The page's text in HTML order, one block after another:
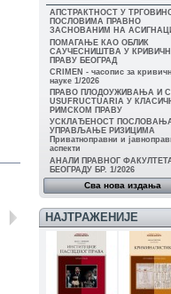
ЗАШТИТА...
АПСТРАКТНОСТ У
ПОСЛОВИМА ПРАВНО
ЗАСНОВАНИМ НА
ПОМАГАЊЕ КАО ОБЛИК
САУЧЕСНИШТВА У
ПРАВУ БЕОГРАД
CRIMEN - часопис за
науке 1/2026
ПРАВО ПЛОДОУЖИВАЊА И
USUFRUCTUARIA У
РИМСКОМ ПРАВУ
УСКЛАЂЕНОСТ
УПРАВЉАЊЕ РИЗИЦИМА
Приватноправни и
аспекти
АНАЛИ ПРАВНОГ
БЕОГРАДУ БР. 1/2026
Сва нова издања
НАЈТРАЖЕНИЈЕ